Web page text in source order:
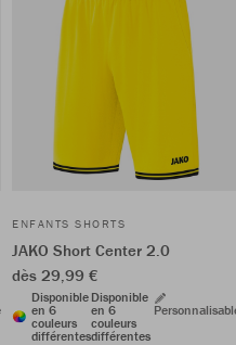
ENFANTS SHORTS
JAKO Short Center 2.0
dès 29,99 €
Disponible
en 6
couleurs
différentes
Disponible
en 6
couleurs
différentes